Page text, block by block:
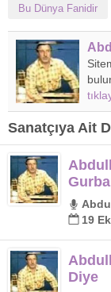
Bu Dünya Fanidir
Sanatçıya Ait
19
Diye